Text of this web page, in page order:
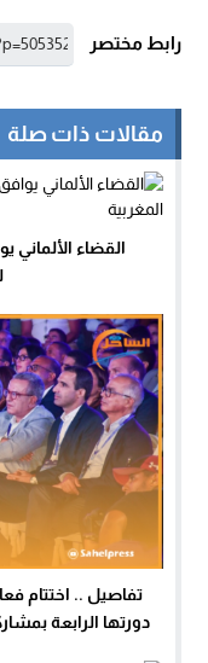
رابط مختصر
مقالات ذات صلة
القضاء
تفاصيل .. اختتام
دورتها الرابعة